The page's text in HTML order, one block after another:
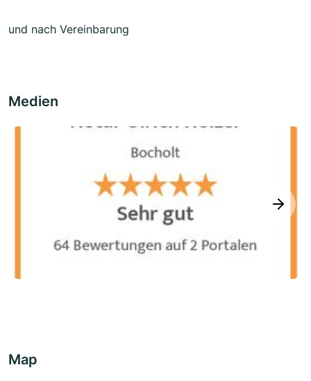
und nach Vereinbarung
Medien
next
Map